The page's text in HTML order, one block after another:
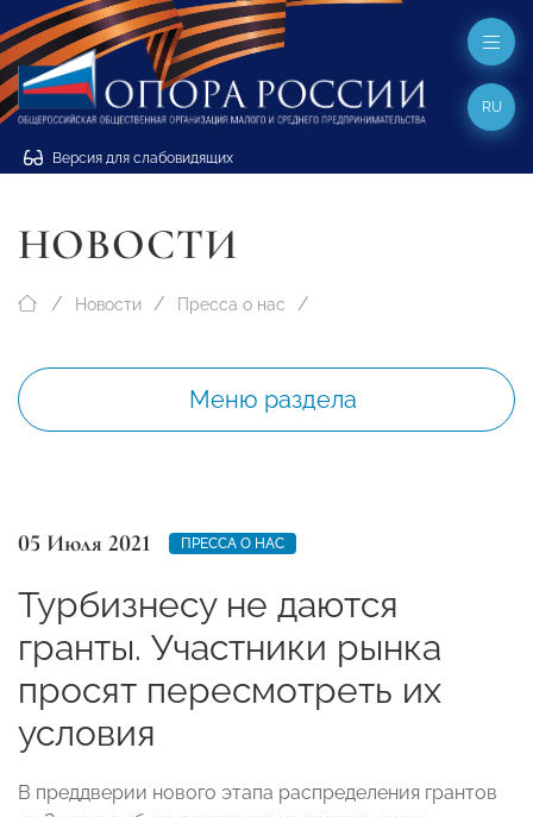
Версия для слабовидящих
RU
НОВОСТИ
Новости Пресса о нас
Меню раздела
05 Июля 2021 ПРЕССА О НАС
Турбизнесу не даются
гранты. Участники рынка
просят пересмотреть их
условия
В преддверии нового этапа распределения грантов